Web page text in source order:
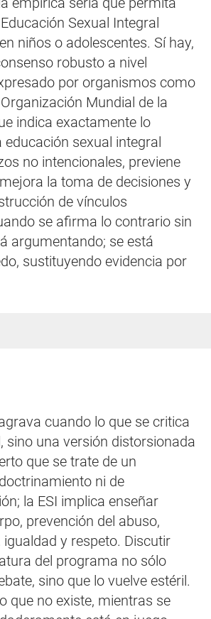
Sexual Integral
niños o adolescentes. Sí hay,
robusto a nivel
por organismos como
Organización Mundial de la
indica exactamente lo
sexual integral
no intencionales, previene
la toma de decisiones y
de vínculos
se afirma lo contrario sin
argumentando; se está
sustituyendo evidencia por
cuando lo que se critica
sino una versión distorsionada
que se trate de un
ni de
la ESI implica enseñar
prevención del abuso,
y respeto. Discutir
del programa no sólo
sino que lo vuelve estéril.
que no existe, mientras se